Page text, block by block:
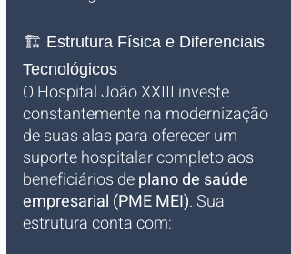
🏗️ Estrutura Física e Diferenciais
Tecnológicos
O Hospital João XXIII investe
constantemente na modernização
de suas alas para oferecer um
suporte hospitalar completo aos
beneficiários de plano de saúde
empresarial (PME MEI). Sua
estrutura conta com: